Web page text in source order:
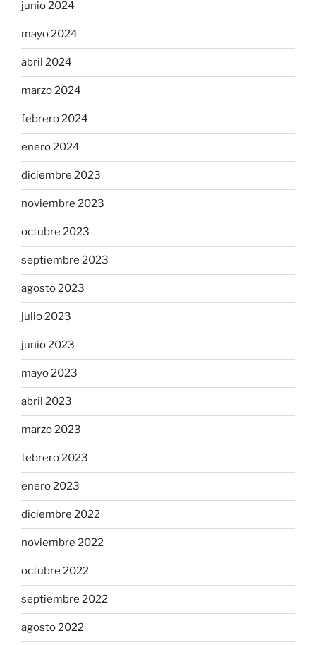
junio 2024
mayo 2024
abril 2024
marzo 2024
febrero 2024
enero 2024
diciembre 2023
noviembre 2023
octubre 2023
septiembre 2023
agosto 2023
julio 2023
junio 2023
mayo 2023
abril 2023
marzo 2023
febrero 2023
enero 2023
diciembre 2022
noviembre 2022
octubre 2022
septiembre 2022
agosto 2022